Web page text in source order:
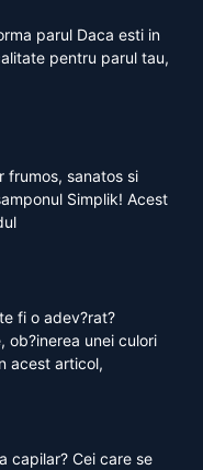
parul Daca esti in
pentru parul tau,
frumos, sanatos si
Simplik! Acest
fi o adev?rat?
ob?inerea unei culori
acest articol,
capilar? Cei care se